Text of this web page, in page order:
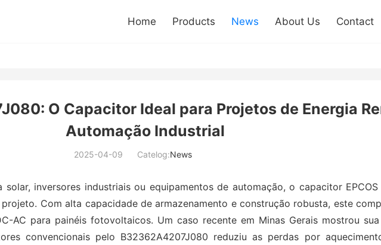
Home Products News About Us Contact
O Capacitor Ideal para Projetos de Energia
Automação Industrial
2025-04-09 Catelog:News
inversores industriais ou equipamentos de automação, o capacitor
Com alta capacidade de armazenamento e construção robusta, este
AC para painéis fotovoltaicos. Um caso recente em Minas Gerais mostrou
convencionais pelo B32362A4207J080 reduziu as perdas por